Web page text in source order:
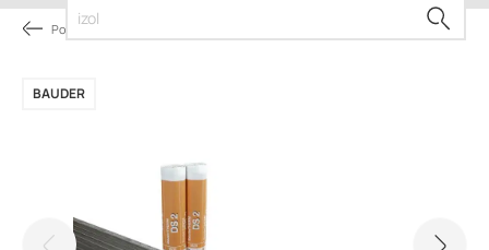
Pokrycie dachów płaskich
BAUDER